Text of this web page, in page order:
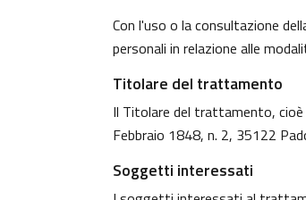
Con l'uso o la consultazione
personali in relazione alle
Titolare del trattamento
Il Titolare del trattamento, cioè
Febbraio 1848, n. 2, 35122
Soggetti interessati